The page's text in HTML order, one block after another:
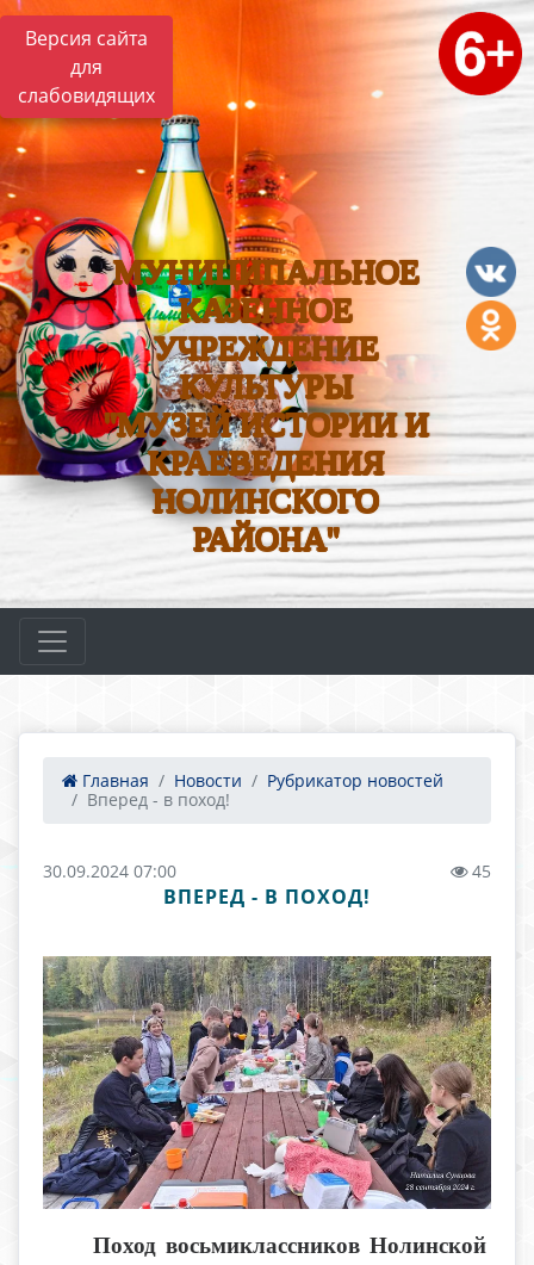
Версия сайта
для
слабовидящих
МУНИЦИПАЛЬНОЕ
КАЗЕННОЕ
УЧРЕЖДЕНИЕ
КУЛЬТУРЫ
"МУЗЕЙ ИСТОРИИ И
КРАЕВЕДЕНИЯ
НОЛИНСКОГО
РАЙОНА"
Главная Новости
Рубрикатор новостей
Вперед - в поход!
30.09.2024 07:00 45
ВПЕРЕД - В ПОХОД!
Поход восьмиклассников Нолинской